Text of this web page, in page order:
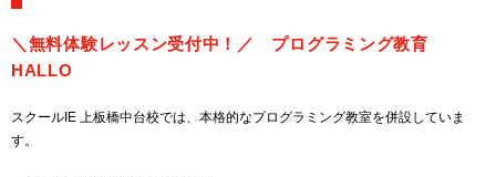
＼無料体験レッスン受付中！／ プログラミング教育
HALLO
スクールIE 上板橋中台校では、本格的なプログラミング教室を併設していま
す。